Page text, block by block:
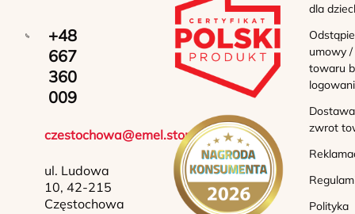
+48
667
360
009
czestochowa@emel.store
ul. Ludowa
10, 42-215
Częstochowa
dla
umowy
towaru
zwrot
Polityka